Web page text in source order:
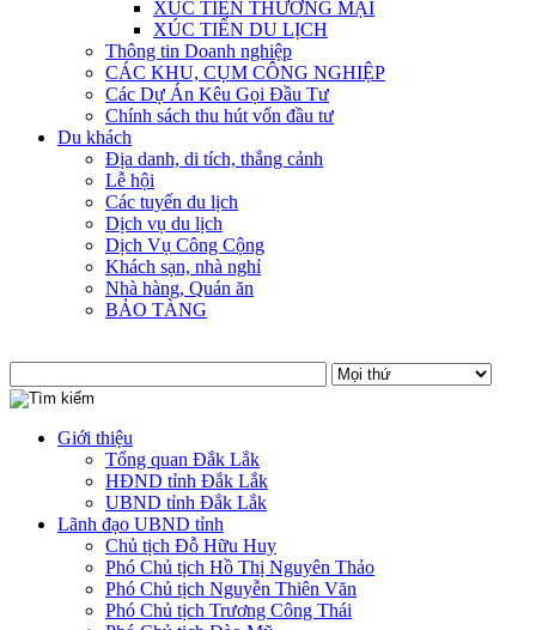
XÚC TIẾN THƯƠNG MẠI
XÚC TIẾN DU LỊCH
Thông tin Doanh nghiệp
CÁC KHU, CỤM CÔNG NGHIỆP
Các Dự Án Kêu Gọi Đầu Tư
Chính sách thu hút vốn đầu tư
Du khách
Địa danh, di tích, thắng cảnh
Lễ hội
Các tuyến du lịch
Dịch vụ du lịch
Dịch Vụ Công Cộng
Khách sạn, nhà nghỉ
Nhà hàng, Quán ăn
BẢO TÀNG
Giới thiệu
Tổng quan Đắk Lắk
HĐND tỉnh Đắk Lắk
UBND tỉnh Đắk Lắk
Lãnh đạo UBND tỉnh
Chủ tịch Đỗ Hữu Huy
Phó Chủ tịch Hồ Thị Nguyên Thảo
Phó Chủ tịch Nguyễn Thiên Văn
Phó Chủ tịch Trương Công Thái